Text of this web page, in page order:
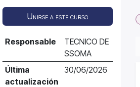
Unirse a este curso
Responsable
TECNICO DE
SSOMA
Última
actualización
30/06/2026